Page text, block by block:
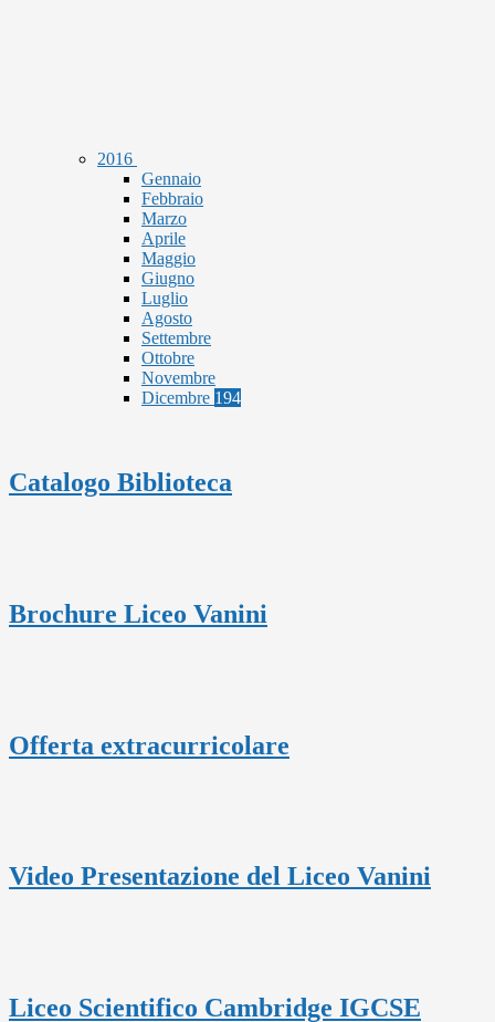
2016
Gennaio
Febbraio
Marzo
Aprile
Maggio
Giugno
Luglio
Agosto
Settembre
Ottobre
Novembre
Dicembre 194
Catalogo Biblioteca
Brochure Liceo Vanini
Offerta extracurricolare
Video Presentazione del Liceo Vanini
Liceo Scientifico Cambridge IGCSE